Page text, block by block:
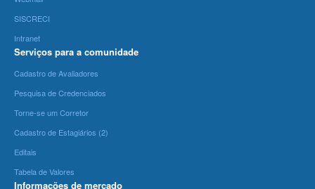
SISCRECI
Intranet
Serviços para a comunidade
Cadastro de Avaliadores
Pesquisa de Credenciados
Torne-se um Corretor
Cadastro de Estagiários (2)
Editais
Tabela de Valores
Informações de mercado